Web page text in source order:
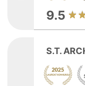
9.5
S.T.